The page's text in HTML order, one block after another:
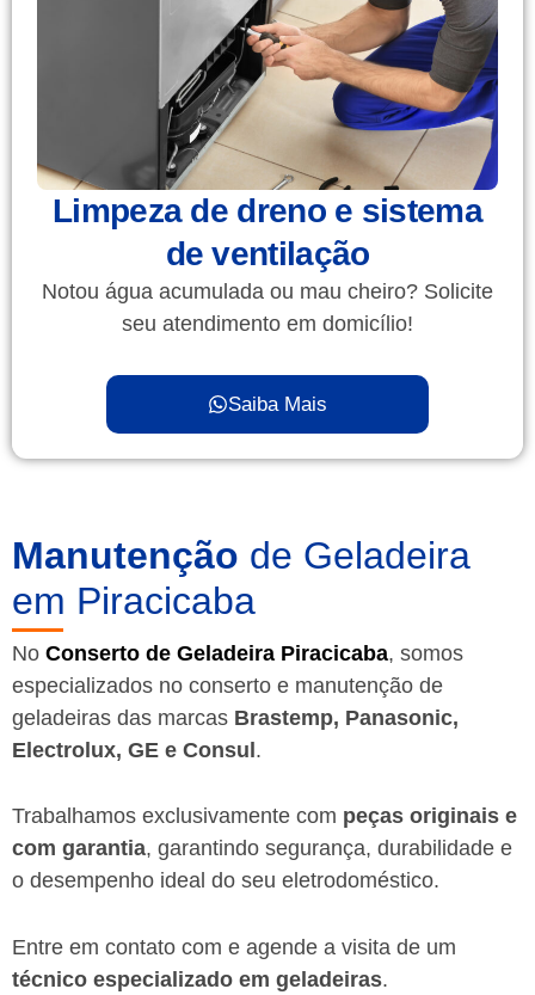
Limpeza de dreno e sistema
de ventilação
Notou água acumulada ou mau cheiro? Solicite
seu atendimento em domicílio!
Saiba Mais
Manutenção de Geladeira
em Piracicaba
No Conserto de Geladeira Piracicaba, somos
especializados no conserto e manutenção de
geladeiras das marcas Brastemp, Panasonic,
Electrolux, GE e Consul.
Trabalhamos exclusivamente com peças originais e
com garantia, garantindo segurança, durabilidade e
o desempenho ideal do seu eletrodoméstico.
Entre em contato com e agende a visita de um
técnico especializado em geladeiras.